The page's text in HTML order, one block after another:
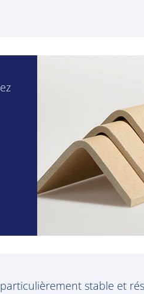
stable et